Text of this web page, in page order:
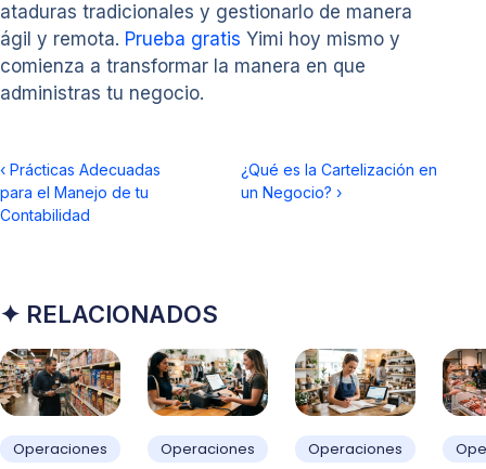
ataduras tradicionales y gestionarlo de manera
ágil y remota. Prueba gratis Yimi hoy mismo y
comienza a transformar la manera en que
administras tu negocio.
‹ Prácticas Adecuadas
para el Manejo de tu
Contabilidad
¿Qué es la Cartelización en
un Negocio? ›
✦ RELACIONADOS
Operaciones Operaciones Operaciones